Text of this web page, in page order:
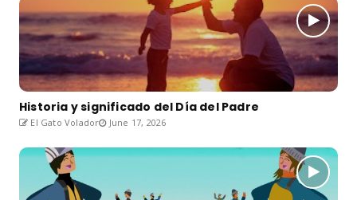
Historia y significado del Día del Padre
El Gato Volador June 17, 2026